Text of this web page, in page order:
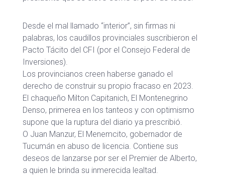
Desde el mal llamado “interior”, sin firmas ni
palabras, los caudillos provinciales suscribieron el
Pacto Tácito del CFI (por el Consejo Federal de
Inversiones).
Los provincianos creen haberse ganado el
derecho de construir su propio fracaso en 2023.
El chaqueño Milton Capitanich, El Montenegrino
Denso, primerea en los tanteos y con optimismo
supone que la ruptura del diario ya prescribió.
O Juan Manzur, El Menemcito, gobernador de
Tucumán en abuso de licencia. Contiene sus
deseos de lanzarse por ser el Premier de Alberto,
a quien le brinda su inmerecida lealtad.